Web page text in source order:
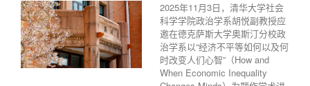
2025年11月3日，清华大学社会
科学学院政治学系胡悦副教授应
邀在德克萨斯大学奥斯汀分校政
治学系以“经济不平等如何以及何
时改变人们心智”（How and
When Economic Inequality